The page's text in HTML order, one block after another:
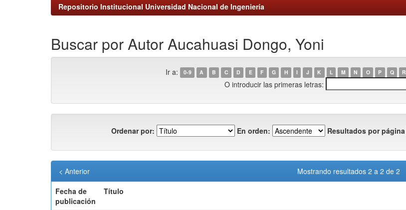
Repositorio Institucional Universidad Nacional de Ingeniería
Buscar por Autor Aucahuasi Dongo, Yoni
Ir a: 0-9 A B C D E F G H I J K L M N O P Q R
O introducir las primeras letras:
Ordenar por: En orden: Resultados por página
Mostrando resultados 2 a 2 de 2
< Anterior
Fecha de
publicación
Título